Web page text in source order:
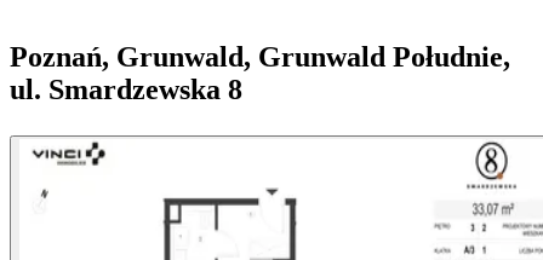
Poznań, Grunwald, Grunwald Południe,
ul. Smardzewska 8